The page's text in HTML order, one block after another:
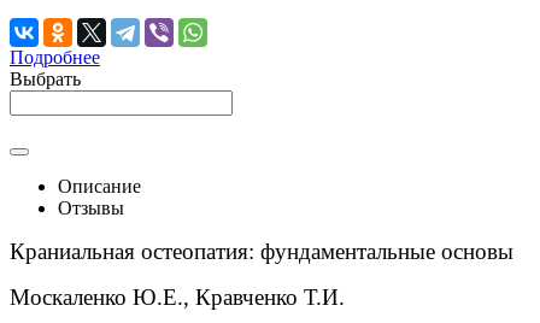
Подробнее
Выбрать
Описание
Отзывы
Краниальная остеопатия: фундаментальные основы
Москаленко Ю.Е., Кравченко Т.И.